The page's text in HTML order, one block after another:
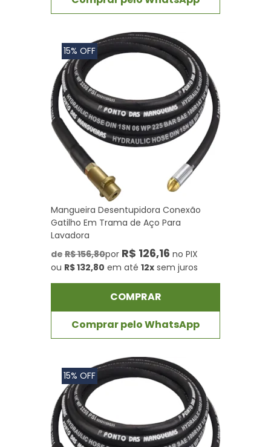
15% OFF
Mangueira Desentupidora Conexão
Gatilho Em Trama de Aço Para
Lavadora
de R$ 156,80por R$ 126,16 no PIX
ou R$ 132,80 em até 12x sem juros
COMPRAR
Comprar pelo WhatsApp
15% OFF